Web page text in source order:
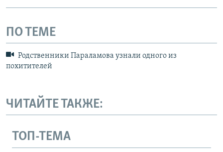
ПО ТЕМЕ
Родственники Параламова узнали одного из
похитителей
ЧИТАЙТЕ ТАКЖЕ:
ТОП-ТЕМА